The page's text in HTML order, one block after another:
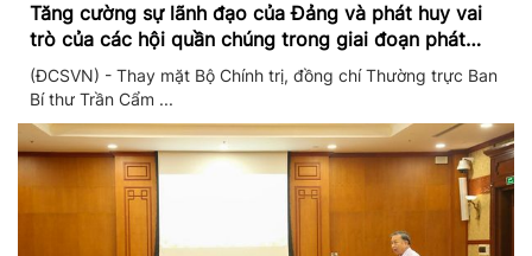
Tăng cường sự lãnh đạo của Đảng và phát huy vai
trò của các hội quần chúng trong giai đoạn phát
triển mới
(ĐCSVN) - Thay mặt Bộ Chính trị, đồng chí Thường trực Ban
Bí thư Trần Cẩm ...